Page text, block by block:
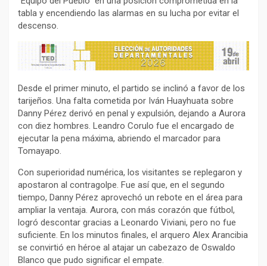
tabla y encendiendo las alarmas en su lucha por evitar el
descenso.
Desde el primer minuto, el partido se inclinó a favor de los
tarijeños. Una falta cometida por Iván Huayhuata sobre
Danny Pérez derivó en penal y expulsión, dejando a Aurora
con diez hombres. Leandro Corulo fue el encargado de
ejecutar la pena máxima, abriendo el marcador para
Tomayapo.
Con superioridad numérica, los visitantes se replegaron y
apostaron al contragolpe. Fue así que, en el segundo
tiempo, Danny Pérez aprovechó un rebote en el área para
ampliar la ventaja. Aurora, con más corazón que fútbol,
logró descontar gracias a Leonardo Viviani, pero no fue
suficiente. En los minutos finales, el arquero Alex Arancibia
se convirtió en héroe al atajar un cabezazo de Oswaldo
Blanco que pudo significar el empate.